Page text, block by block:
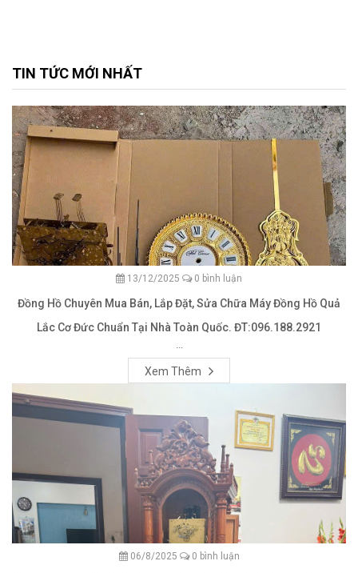
TIN TỨC MỚI NHẤT
13/12/2025 0 bình luận
Đồng Hồ Chuyên Mua Bán, Lắp Đặt, Sửa Chữa Máy Đồng Hồ Quả
Lắc Cơ Đức Chuẩn Tại Nhà Toàn Quốc. ĐT:096.188.2921
Xem Thêm
06/8/2025 0 bình luận